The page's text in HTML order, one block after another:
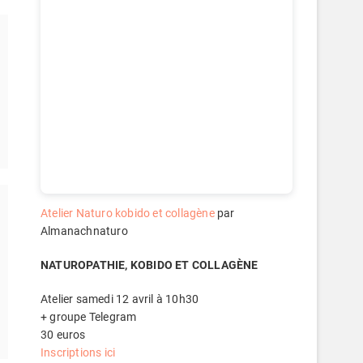
Atelier Naturo kobido et collagènepar
Almanachnaturo
NATUROPATHIE, KOBIDO ET COLLAGÈNE
Atelier samedi 12 avril à 10h30
+ groupe Telegram
30 euros
Inscriptions ici